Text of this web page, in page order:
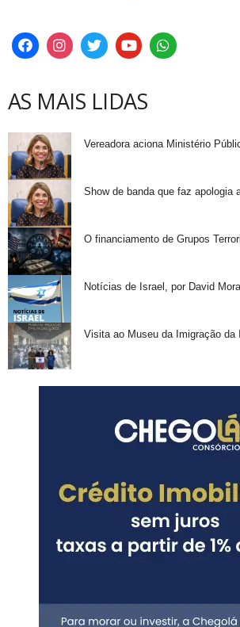
AS MAIS LIDAS
Vereadora aciona Ministério
Show de banda que faz apologia
O financiamento de Grupos
Notícias de Israel, por David
Visita ao Museu da Imigração da